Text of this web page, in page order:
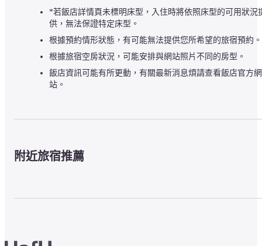
*若飯店詳情頁未標明床型，入住時將依照床型的可用狀況
供，無法保證特定床型。
根據預約情形狀態，有可能無法提供您所希望的旅宿預約。
根據旅宿空房狀況，可能安排與網站照片不同的房型。
飯店資訊可能有所更動，有關最新消息煩請查看飯店官方網
站。
附近旅宿推薦